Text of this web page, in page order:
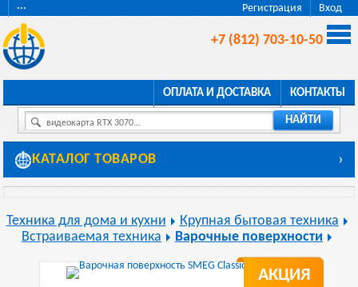
Регистрация Вход
···
+7 (812) 703-10-50
ОПЛАТА И ДОСТАВКА КОНТАКТЫ
видеокарта RTX 3070... НАЙТИ
КАТАЛОГ ТОВАРОВ ›
Техника для дома и кухни
Крупная бытовая техника
Встраиваемая техника
Варочные поверхности
АКЦИЯ